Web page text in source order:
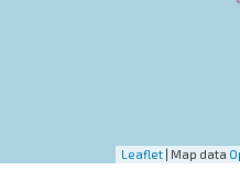
Leaflet | Map data